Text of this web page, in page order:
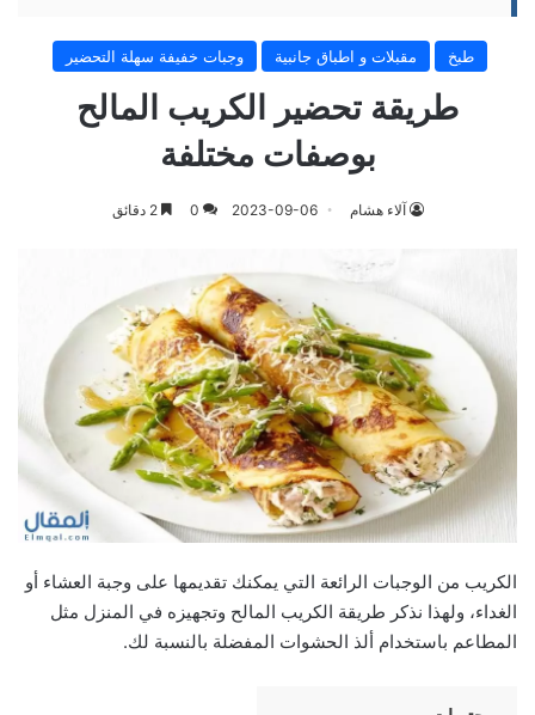
طبخ مقبلات و اطباق جانبية وجبات خفيفة سهلة التحضير
طریقة تحضير الكریب المالح
بوصفات مختلفة
آلاء هشام 2023-09-06
0 2 دقائق
الكريب من الوجبات الرائعة التي يمكنك تقديمها على وجبة العشاء أو
الغداء، ولهذا نذكر طریقة الكریب المالح وتجهيزه في المنزل مثل
المطاعم باستخدام ألذ الحشوات المفضلة بالنسبة لك.